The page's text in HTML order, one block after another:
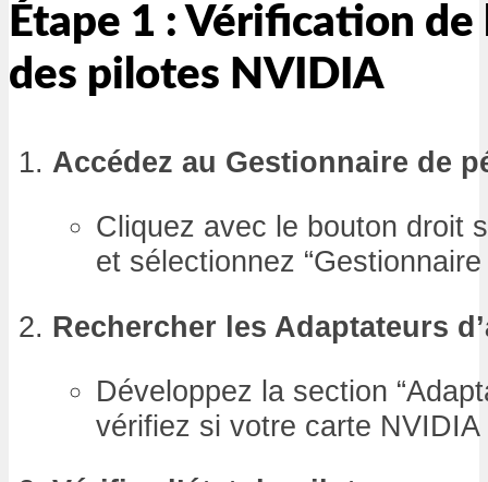
Étape 1 : Vérification
des pilotes NVIDIA
Accédez au Gestionnaire de
Cliquez avec le bouton droit
et sélectionnez
Rechercher les Adaptateurs
Développez la section
vérifiez si votre carte